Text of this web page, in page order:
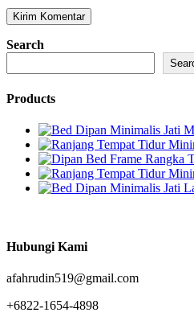
Search
Products
Hubungi Kami
afahrudin519@gmail.com
+6822-1654-4898